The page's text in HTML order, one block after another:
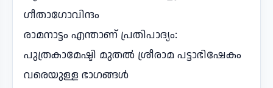
ഗീതാഗോവിന്ദം
രാമനാട്ടം എന്താണ് പ്രതിപാദ്യം:
പുത്രകാമേഷ്ടി മുതൽ ശ്രീരാമ പട്ടാഭിഷേകം
വരെയുള്ള ഭാഗങ്ങൾ